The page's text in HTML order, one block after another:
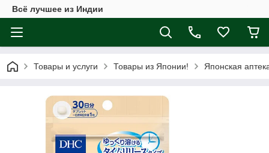
Всё лучшее из Индии
Товары и услуги Товары из Японии! Японская